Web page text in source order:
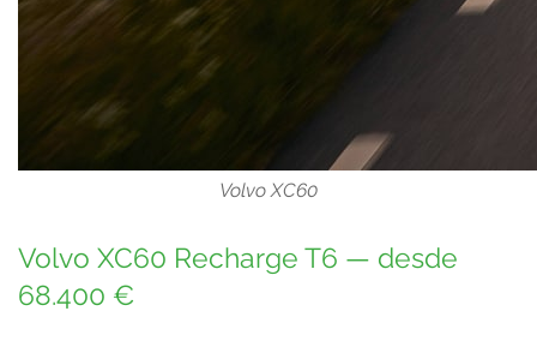
Volvo XC60
Volvo XC60 Recharge T6 — desde
68.400 €